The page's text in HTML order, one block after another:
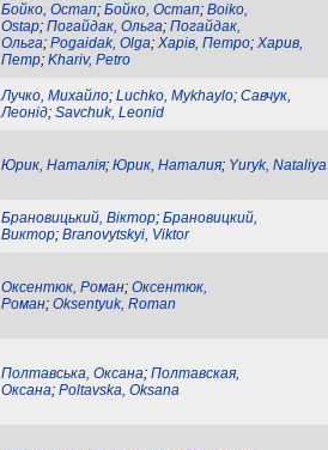
Бойко, Остап; Бойко, Остап; Boiko,
Ostap; Погайдак, Ольга; Погайдак,
Ольга; Pogaidak, Olga; Харів, Петро; Харив,
Петр; Khariv, Petro
Лучко, Михайло; Luchko, Mykhaylo; Савчук,
Леонід; Savchuk, Leonid
Юрик, Наталія; Юрик, Наталия; Yuryk, Nataliya
Брановицький, Віктор; Брановицкий,
Виктор; Branovytskyi, Viktor
Оксентюк, Роман; Оксентюк,
Роман; Oksentyuk, Roman
Полтавська, Оксана; Полтавская,
Оксана; Poltavska, Oksana